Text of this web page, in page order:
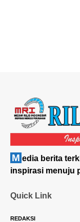
M edia berita
inspirasi menuju
Quick Link
REDAKSI